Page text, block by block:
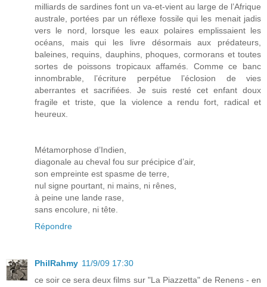
milliards de sardines font un va-et-vient au large de l’Afrique
australe, portées par un réflexe fossile qui les menait jadis
vers le nord, lorsque les eaux polaires emplissaient les
océans, mais qui les livre désormais aux prédateurs,
baleines, requins, dauphins, phoques, cormorans et toutes
sortes de poissons tropicaux affamés. Comme ce banc
innombrable, l’écriture perpétue l’éclosion de vies
aberrantes et sacrifiées. Je suis resté cet enfant doux
fragile et triste, que la violence a rendu fort, radical et
heureux.
Métamorphose d’Indien,
diagonale au cheval fou sur précipice d’air,
son empreinte est spasme de terre,
nul signe pourtant, ni mains, ni rênes,
à peine une lande rase,
sans encolure, ni tête.
Répondre
PhilRahmy 11/9/09 17:30
ce soir ce sera deux films sur "La Piazzetta" de Renens - en